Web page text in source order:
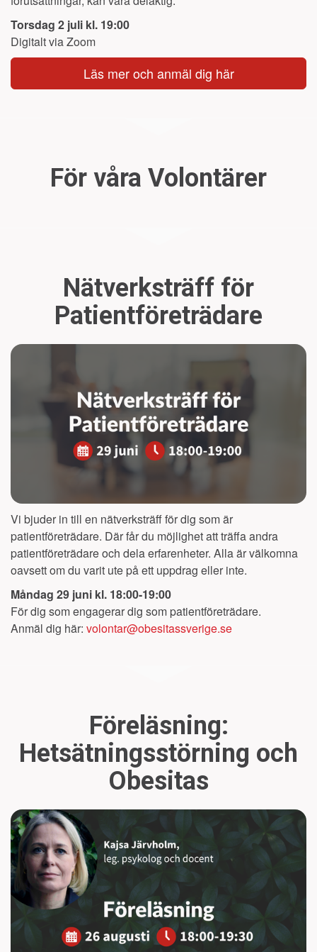
Torsdag 2 juli kl. 19:00
Digitalt via Zoom
Läs mer och anmäl dig här
För våra Volontärer
Nätverksträff för
Patientföreträdare
Vi bjuder in till en nätverksträff för dig som är
patientföreträdare. Där får du möjlighet att träffa andra
patientföreträdare och dela erfarenheter. Alla är välkomna
oavsett om du varit ute på ett uppdrag eller inte.
Måndag 29 juni kl. 18:00-19:00
För dig som engagerar dig som patientföreträdare.
Anmäl dig här: volontar@obesitassverige.se
Föreläsning:
Hetsätningsstörning och
Obesitas